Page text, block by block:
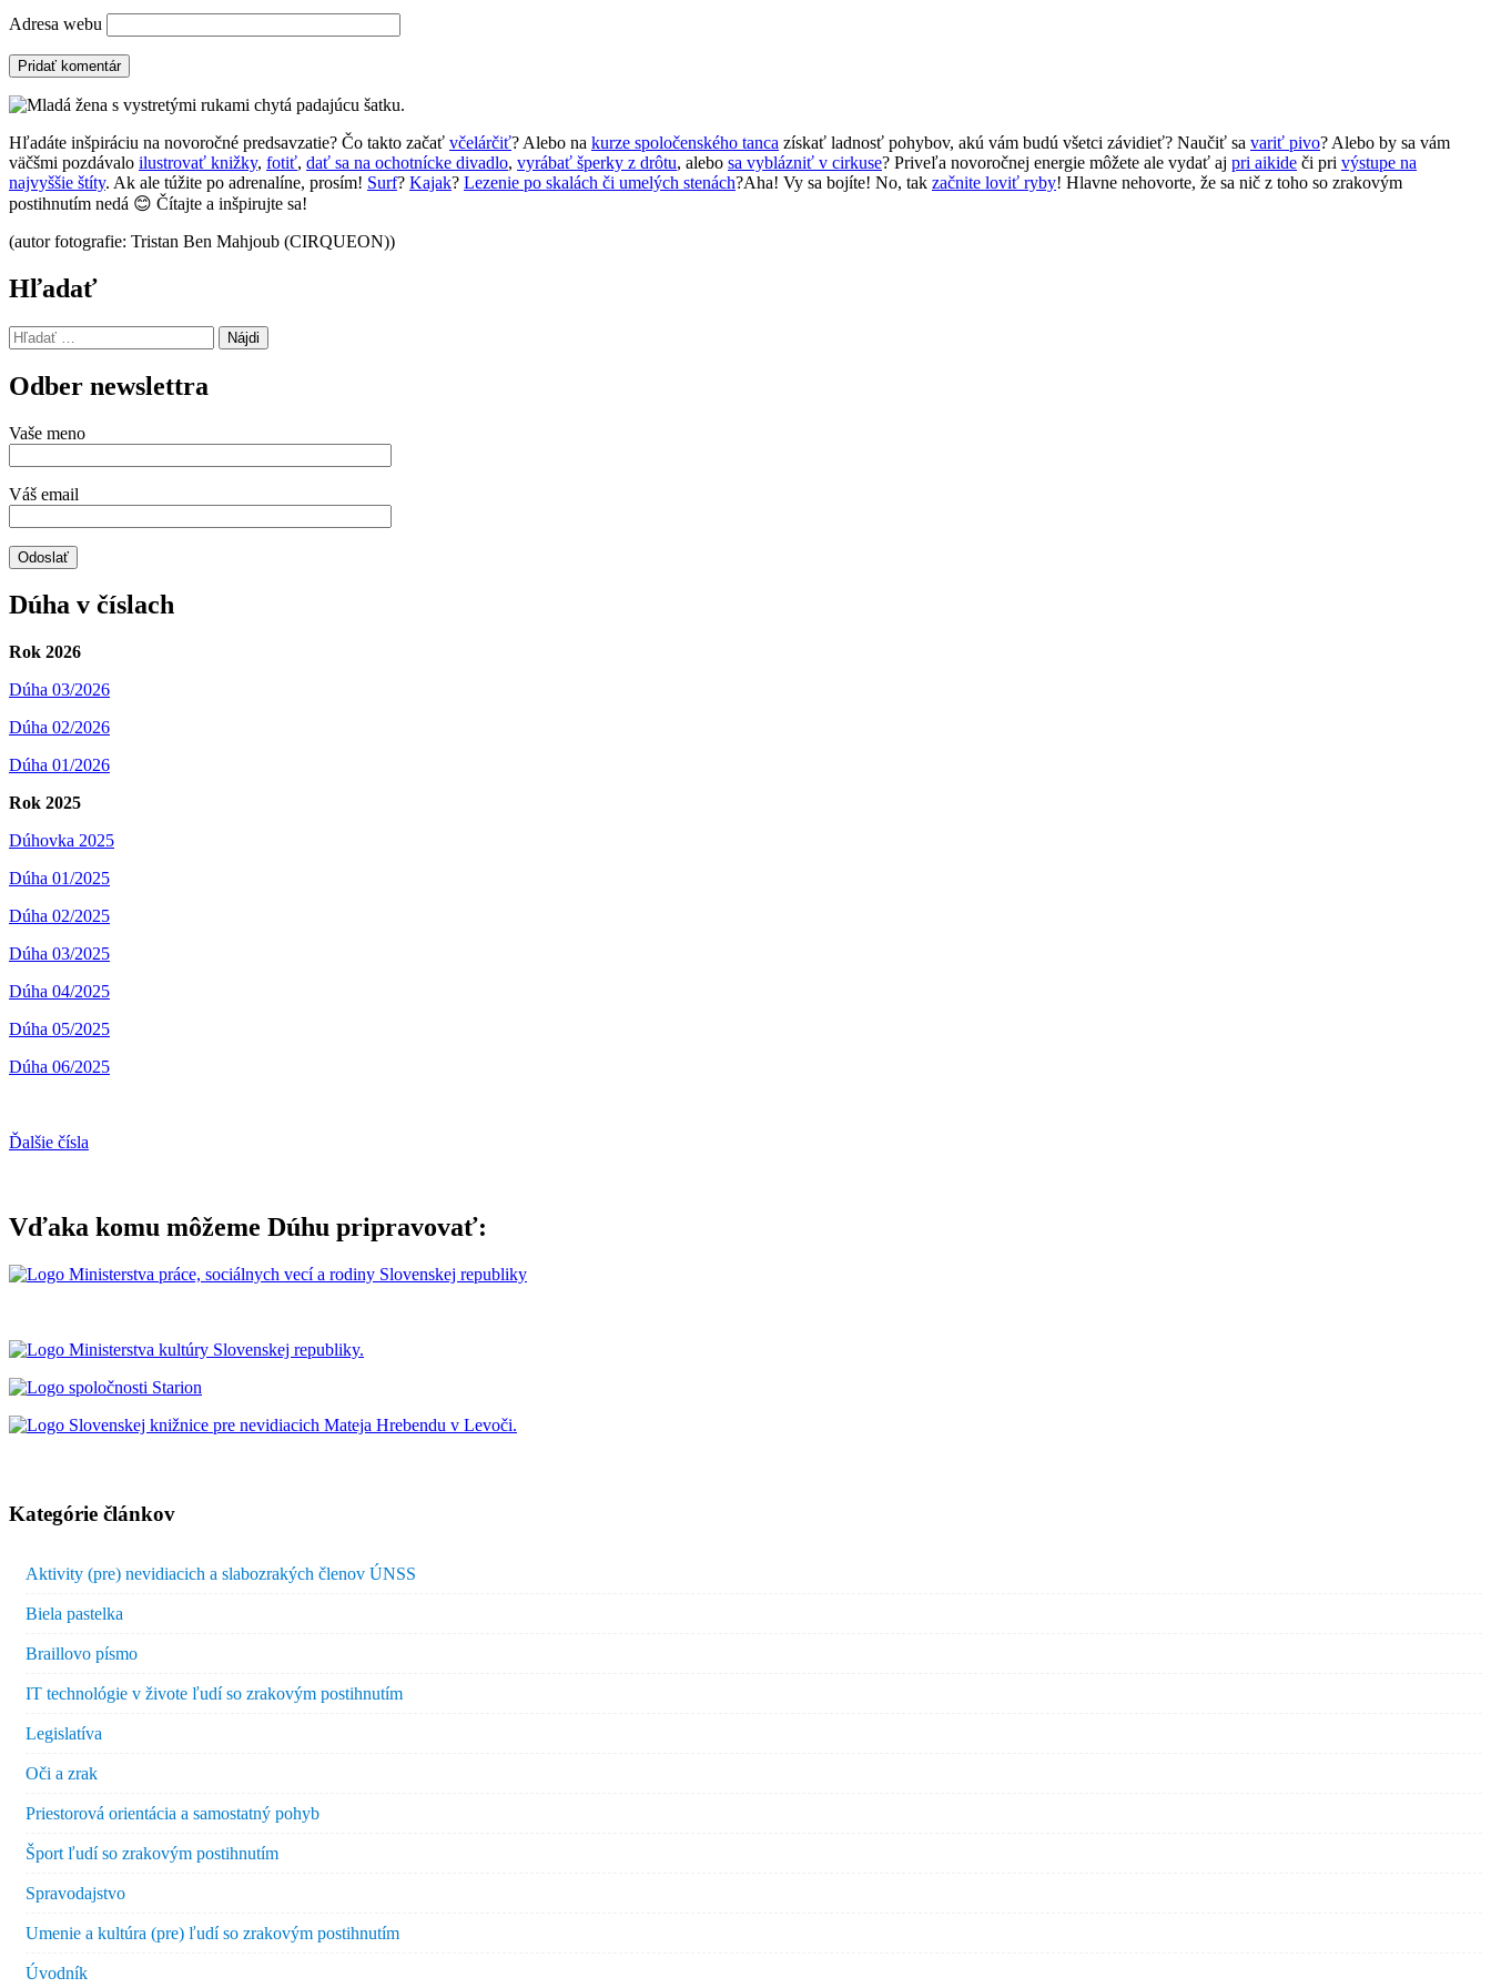
Adresa webu
Hľadáte inšpiráciu na novoročné predsavzatie? Čo takto začať včelárčiť? Alebo na kurze spoločenského tanca získať ladnosť pohybov, akú vám budú všetci závidieť? Naučiť sa variť pivo? Alebo by sa vám
väčšmi pozdávalo ilustrovať knižky, fotiť, dať sa na ochotnícke divadlo, vyrábať šperky z drôtu, alebo sa vyblázniť v cirkuse? Priveľa novoročnej energie môžete ale vydať aj pri aikide či pri výstupe na
najvyššie štíty. Ak ale túžite po adrenalíne, prosím! Surf? Kajak? Lezenie po skalách či umelých stenách?Aha! Vy sa bojíte! No, tak začnite loviť ryby! Hlavne nehovorte, že sa nič z toho so zrakovým
postihnutím nedá 😊 Čítajte a inšpirujte sa!
(autor fotografie: Tristan Ben Mahjoub (CIRQUEON))
Hľadať
Hľadať:
Odber newslettra
Vaše meno
Váš email
Dúha v číslach
Rok 2026
Dúha 03/2026
Dúha 02/2026
Dúha 01/2026
Rok 2025
Dúhovka 2025
Dúha 01/2025
Dúha 02/2025
Dúha 03/2025
Dúha 04/2025
Dúha 05/2025
Dúha 06/2025
Ďalšie čísla
Vďaka komu môžeme Dúhu pripravovať:
Kategórie článkov
Aktivity (pre) nevidiacich a slabozrakých členov ÚNSS
Biela pastelka
Braillovo písmo
IT technológie v živote ľudí so zrakovým postihnutím
Legislatíva
Oči a zrak
Priestorová orientácia a samostatný pohyb
Šport ľudí so zrakovým postihnutím
Spravodajstvo
Umenie a kultúra (pre) ľudí so zrakovým postihnutím
Úvodník